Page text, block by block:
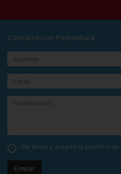
Contacta con Pictoeduca
He leído y acepto la política
Enviar